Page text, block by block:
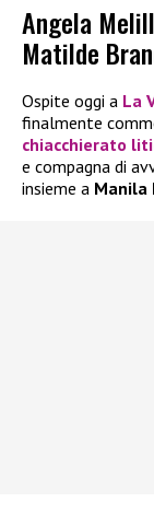
Angela
Matilde
Ospite oggi a La
finalmente
chiacchierato
e compagna di
insieme a Manila